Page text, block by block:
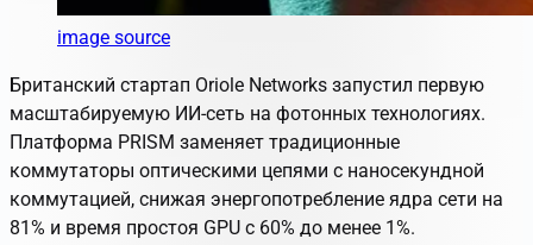
image source
Британский стартап Oriole Networks запустил первую
масштабируемую ИИ-сеть на фотонных технологиях.
Платформа PRISM заменяет традиционные
коммутаторы оптическими цепями с наносекундной
коммутацией, снижая энергопотребление ядра сети на
81% и время простоя GPU с 60% до менее 1%.